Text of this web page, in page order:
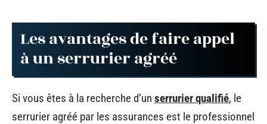
Les avantages de faire appel
à un serrurier agréé
Si vous êtes à la recherche d’un serrurier qualifié, le
serrurier agréé par les assurances est le professionnel